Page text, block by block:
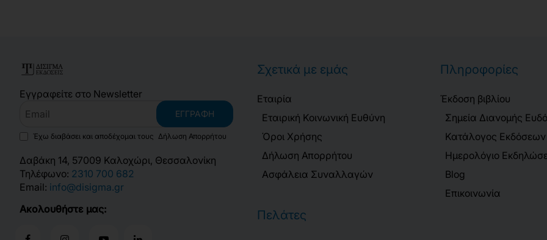
Εγγραφείτε στο Newsletter
ΕΓΓΡΑΦΉ
Έχω διαβάσει και αποδέχομαι τους Δήλωση Απορρήτου
Δαβάκη 14, 57009 Καλοχώρι, Θεσσαλονίκη
Τηλέφωνο: 2310 700 682
Email: info@disigma.gr
Ακολουθήστε μας:
Σχετικά με εμάς
Εταιρία
Εταιρική Κοινωνική Ευθύνη
Όροι Χρήσης
Δήλωση Απορρήτου
Ασφάλεια Συναλλαγών
Πληροφορίες
Έκδοση βιβλίου
Σημεία Διανομής
Κατάλογος Εκδόσεων
Ημερολόγιο
Blog
Επικοινωνία
Πελάτες